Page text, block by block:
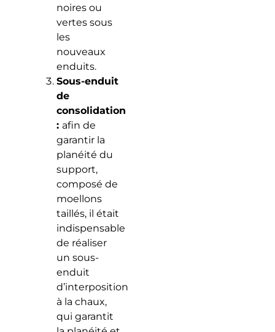
noires ou
vertes sous
les
nouveaux
enduits.
Sous-enduit
de
consolidation
: afin de
garantir la
planéité du
support,
composé de
moellons
taillés, il était
indispensable
de réaliser
un sous-
enduit
d’interposition
à la chaux,
qui garantit